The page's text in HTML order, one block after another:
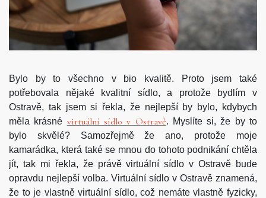
Bylo by to všechno v bio kvalitě. Proto jsem také
potřebovala nějaké kvalitní sídlo, a protože bydlím v
Ostravě, tak jsem si řekla, že nejlepší by bylo, kdybych
měla krásné virtuální sídlo v Ostravě. Myslíte si, že by to
bylo skvělé? Samozřejmě že ano, protože moje
kamarádka, která také se mnou do tohoto podnikání chtěla
jít, tak mi řekla, že právě virtuální sídlo v Ostravě bude
opravdu nejlepší volba. Virtuální sídlo v Ostravě znamená,
že to je vlastně virtuální sídlo, což nemáte vlastně fyzicky,